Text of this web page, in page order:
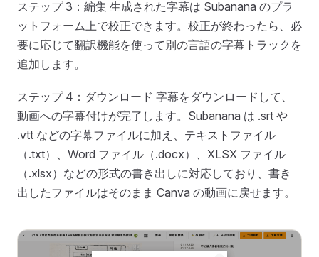
ステップ 3：編集 生成された字幕は Subanana のプラ
ットフォーム上で校正できます。校正が終わったら、必
要に応じて翻訳機能を使って別の言語の字幕トラックを
追加します。
ステップ 4：ダウンロード 字幕をダウンロードして、
動画への字幕付けが完了します。Subanana は .srt や
.vtt などの字幕ファイルに加え、テキストファイル
（.txt）、Word ファイル（.docx）、XLSX ファイル
（.xlsx）などの形式の書き出しに対応しており、書き
出したファイルはそのまま Canva の動画に戻せます。